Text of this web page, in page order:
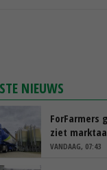
NIEUWS
ForFarmers
ziet
VANDAAG, 07:43